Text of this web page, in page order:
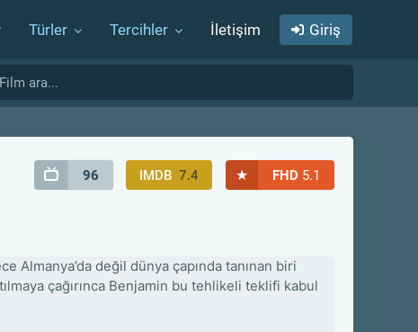
Türler Tercihler İletişim Giriş
96 IMDB 7.4 ★ FHD 5.1
Almanya’da değil dünya çapında tanınan biri
çağırınca Benjamin bu tehlikeli teklifi kabul